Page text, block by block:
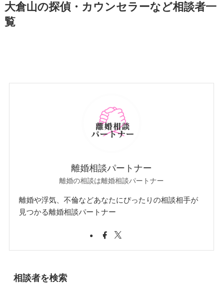
大倉山の探偵・カウンセラーなど相談者一
覧
離婚相談パートナー
離婚の相談は離婚相談パートナー
離婚や浮気、不倫などあなたにぴったりの相談相手が
見つかる離婚相談パートナー
相談者を検索